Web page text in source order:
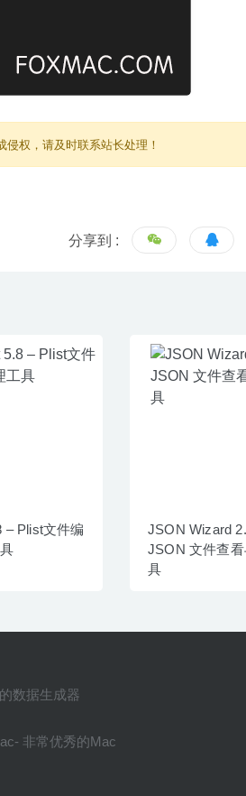
权，请及时联系站长处理！
分享到 :
– Plist文件编
JSON Wizard
JSON 文件查
具
数据生成器
非常优秀的Mac